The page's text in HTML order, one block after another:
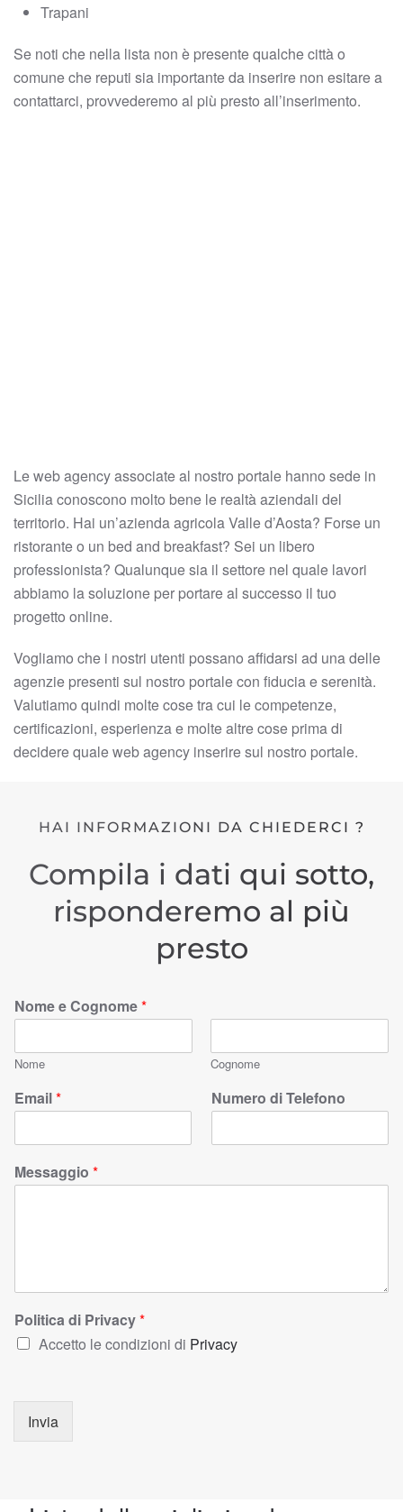
Trapani
Se noti che nella lista non è presente qualche città o
comune che reputi sia importante da inserire non esitare a
contattarci, provvederemo al più presto all’inserimento.
Le web agency associate al nostro portale hanno sede in
Sicilia conoscono molto bene le realtà aziendali del
territorio. Hai un’azienda agricola Valle d’Aosta? Forse un
ristorante o un bed and breakfast? Sei un libero
professionista? Qualunque sia il settore nel quale lavori
abbiamo la soluzione per portare al successo il tuo
progetto online.
Vogliamo che i nostri utenti possano affidarsi ad una delle
agenzie presenti sul nostro portale con fiducia e serenità.
Valutiamo quindi molte cose tra cui le competenze,
certificazioni, esperienza e molte altre cose prima di
decidere quale web agency inserire sul nostro portale.
HAI INFORMAZIONI DA CHIEDERCI ?
Compila i dati qui sotto,
risponderemo al più
presto
Nome e Cognome*
Nome Cognome
Email* Numero di Telefono
Messaggio *
Politica di Privacy*
Accetto le condizioni di Privacy
Invia